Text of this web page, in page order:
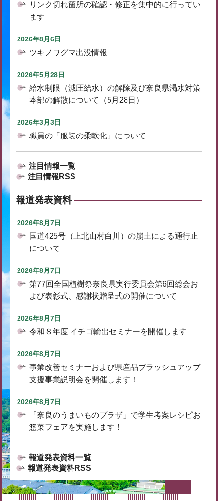
リンク切れ箇所の確認・修正を集中的に行ってい
ます
2026年8月6日
ツキノワグマ出没情報
2026年5月28日
給水制限（減圧給水）の解除及び奈良県渇水対策
本部の解散について（5月28日）
2026年3月3日
職員の「服装の柔軟化」について
注目情報一覧
注目情報RSS
報道発表資料
2026年8月7日
国道425号（上北山村白川）の崩土による通行止
について
2026年8月7日
第77回全国植樹祭奈良県実行委員会第6回総会お
よび表彰式、感謝状贈呈式の開催について
2026年8月7日
令和８年度 イチゴ輸出セミナーを開催します
2026年8月7日
事業改善セミナーおよび県産品ブラッシュアップ
支援事業説明会を開催します！
2026年8月7日
「奈良のうまいものプラザ」で学生考案レシピお
惣菜フェアを実施します！
報道発表資料一覧
報道発表資料RSS